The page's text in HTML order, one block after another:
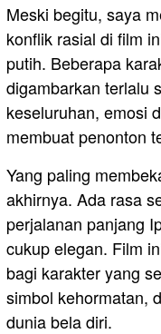
Meski begitu, saya
konflik rasial di film
putih. Beberapa
digambarkan terlalu
keseluruhan, emosi
membuat penonton
Yang paling
akhirnya. Ada rasa
perjalanan panjang
cukup elegan. Film
bagi karakter yang
simbol kehormatan,
dunia bela diri.